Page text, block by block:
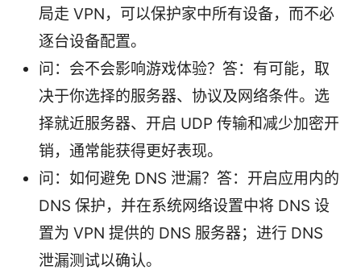
局走 VPN，可以保护家中所有设备，而不必
逐台设备配置。
问：会不会影响游戏体验？答：有可能，取
决于你选择的服务器、协议及网络条件。选
择就近服务器、开启 UDP 传输和减少加密开
销，通常能获得更好表现。
问：如何避免 DNS 泄漏？答：开启应用内的
DNS 保护，并在系统网络设置中将 DNS 设
置为 VPN 提供的 DNS 服务器；进行 DNS
泄漏测试以确认。